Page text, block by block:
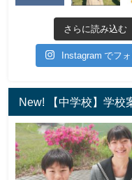
さらに読み込む
Instagram でフ
New! 【中学校】学校